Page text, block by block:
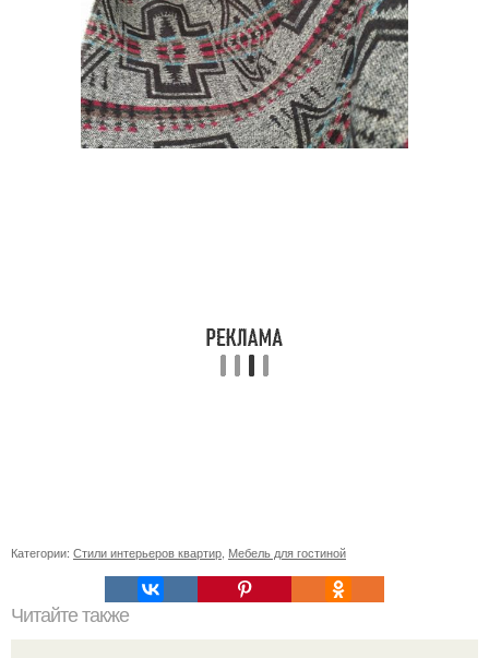
Категории: Стили интерьеров квартир Мебель для гостиной
Читайте также